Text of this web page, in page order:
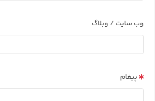
وب سایت / وبلاگ
پیغام